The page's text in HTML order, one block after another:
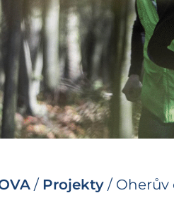
/ Projekty / Oherův